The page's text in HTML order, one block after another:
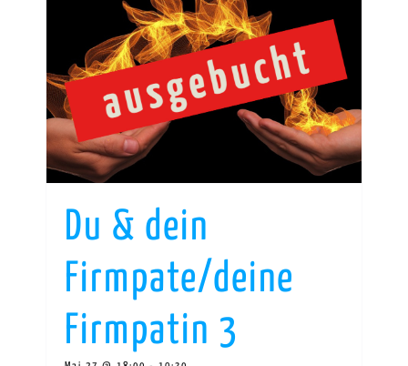
Du & dein
Firmpate/deine
Firmpatin 3